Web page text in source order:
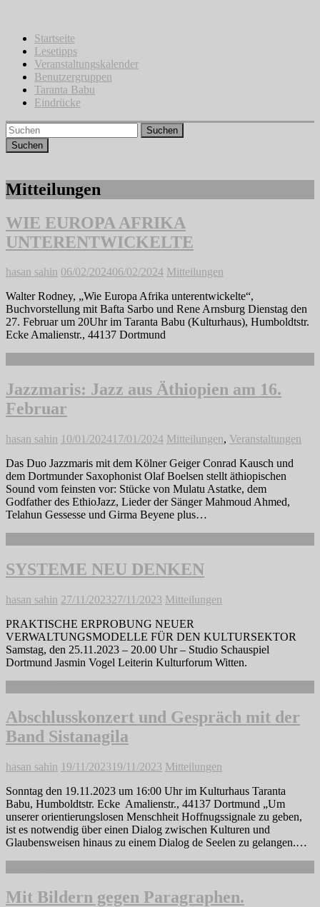
springenStartseite
Lesetipps
Veranstaltungskalender
Benutzergruppen
Taranta Babu
Eindrücke
Suchen
Mitteilungen
WIE EUROPA AFRIKA
UNTERENTWICKELTE
hasan sahin 06/02/202406/02/2024 Mitteilungen
Walter Rodney, „Wie Europa Afrika unterentwickelte“,
Buchvorstellung mit Bafta Sarbo und Rene Arnsburg Dienstag den
27. Februar um 20Uhr im Taranta Babu (Kulturhaus), Humboldtstr.
Ecke Amalienstr., 44137 Dortmund
Jazzmaris: Jazz aus Äthiopien am 16.
Februar
hasan sahin 10/01/202417/01/2024 Mitteilungen, Veranstaltungen
Das Duo Jazzmaris mit dem Kölner Geiger Conrad Kausch und
dem Dortmunder Saxophonist Olaf Boelsen stellt äthiopischen
Sound vom feinsten vor: Stücke von Mulatu Astatke, dem
Godfather des EthioJazz, Lieder der Sänger Mahmoud Ahmed,
Telahun Gessesse und Girma Beyene plus…
SYSTEME NEU DENKEN
hasan sahin 27/11/202327/11/2023 Mitteilungen
PRAKTISCHE ERPROBUNG NEUER
VERWALTUNGSMODELLE FÜR DEN KULTURSEKTOR
Samstag, den 25.11.2023 – 20.00 Uhr – Studio Schauspiel
Dortmund Jasmin Vogel Leiterin Kulturforum Witten.
Abschlusskonzert und Gespräch mit der
Band Sistanagila
hasan sahin 19/11/202319/11/2023 Mitteilungen
Sonntag den 19.11.2023 um 16:00 Uhr im Kulturhaus Taranta
Babu, Humboldtstr. Ecke Amalienstr., 44137 Dortmund „Um
unserer orientierungslosen Menschheit Hoffnugssignale zu geben,
ist es notwendig über einen Dialog zwischen Kulturen und
Glaubensweisen hinaus zu einem Dialog de Seelen zu gelangen.…
Mit Bildern gegen Paragraphen.